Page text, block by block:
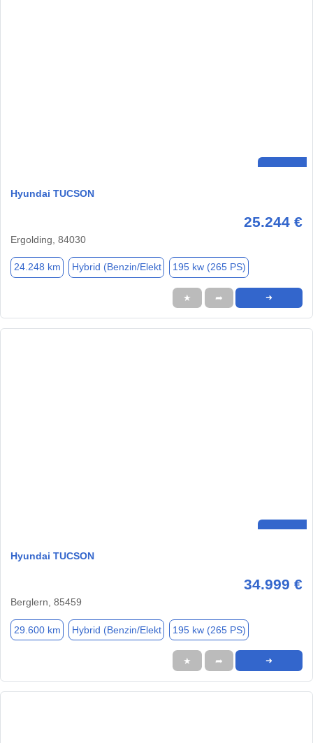
Hyundai TUCSON
25.244 €
Ergolding, 84030
24.248 km Hybrid (Benzin/Elekt 195 kw (265 PS)
★ ➦ ➜
Hyundai TUCSON
34.999 €
Berglern, 85459
29.600 km Hybrid (Benzin/Elekt 195 kw (265 PS)
★ ➦ ➜